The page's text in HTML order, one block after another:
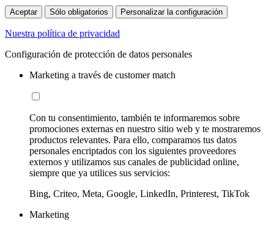
Aceptar Sólo obligatorios Personalizar la configuración
Nuestra política de privacidad
Configuración de protección de datos personales
Marketing a través de customer match
Con tu consentimiento, también te informaremos sobre
promociones externas en nuestro sitio web y te mostraremos
productos relevantes. Para ello, comparamos tus datos
personales encriptados con los siguientes proveedores
externos y utilizamos sus canales de publicidad online,
siempre que ya utilices sus servicios:
Bing, Criteo, Meta, Google, LinkedIn, Printerest, TikTok
Marketing